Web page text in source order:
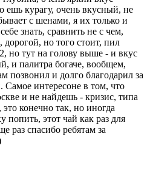
ешь курагу, очень вкусный, не
с шенами, я их только и
знать, сравнить не с чем,
дорогой, но того стоит, пил
но тут на голову выше - и вкус
и палитра богаче, вообщем,
позвонил и долго благодарил за
Самое интересоне в том, что
и не найдешь - кризис, типа
конечно так, но иногда
попить, этот чай как раз для
раз спасибо ребятам за